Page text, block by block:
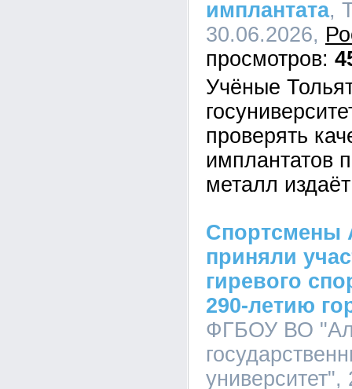
имплантата,
30.06.2026,
Учёные
проверять
имплантатов
металл
Спортсмены
приняли
гиревого
290-летию
ФГБОУ ВО